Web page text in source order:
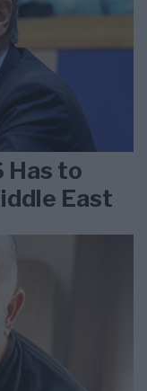
Has to
East